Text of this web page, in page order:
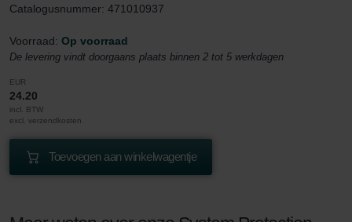
Catalogusnummer: 471010937
Voorraad: Op voorraad
De levering vindt doorgaans plaats binnen 2 tot 5 werkdagen
EUR
24.20
incl. BTW
excl. verzendkosten
Toevoegen aan winkelwagentje